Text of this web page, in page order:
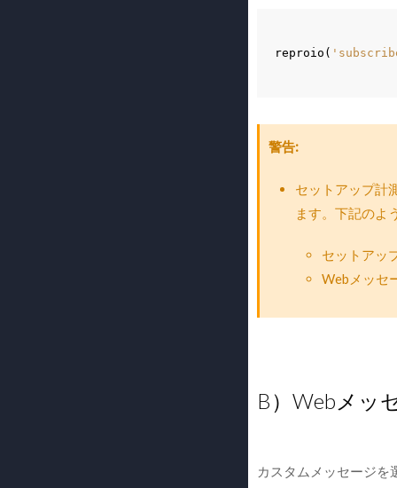
reproio (
警告
セットアップ計
ます。下記のよ
セットアッ
Webメッセ
B）Webメッ
カスタムメッセージを